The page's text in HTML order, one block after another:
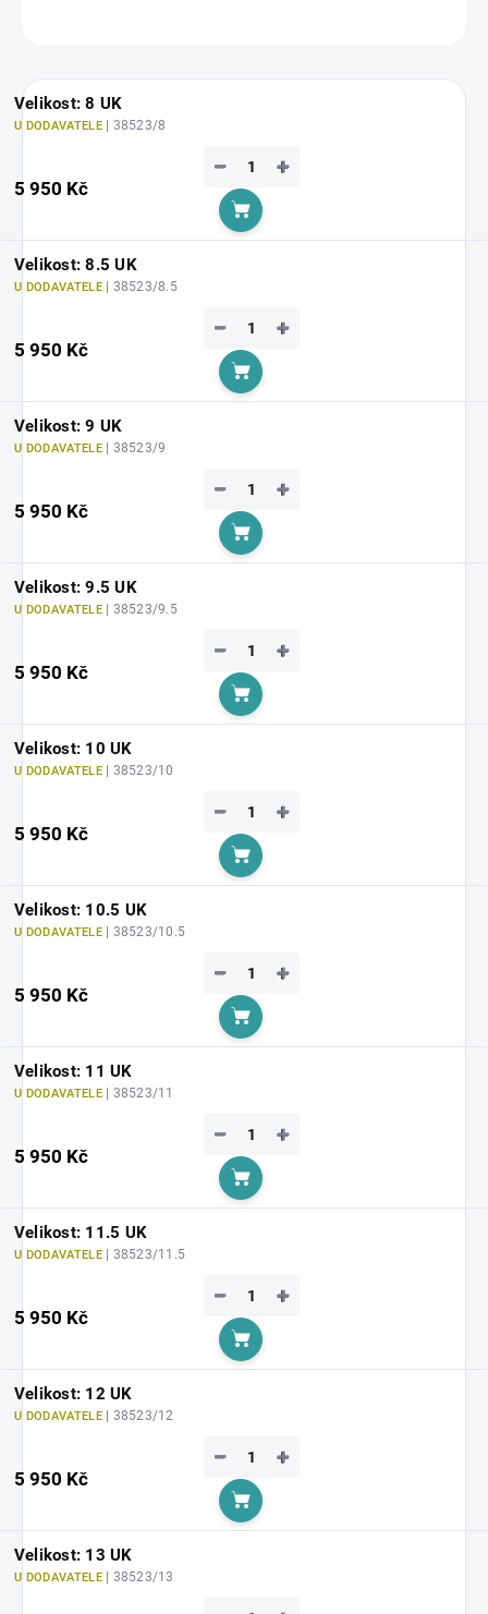
Velikost: 8 UK
U DODAVATELE | 38523/8
5 950 Kč
+
−
Do košíku
Velikost: 8.5 UK
U DODAVATELE | 38523/8.5
5 950 Kč
+
−
Do košíku
Velikost: 9 UK
U DODAVATELE | 38523/9
5 950 Kč
+
−
Do košíku
Velikost: 9.5 UK
U DODAVATELE | 38523/9.5
5 950 Kč
+
−
Do košíku
Velikost: 10 UK
U DODAVATELE | 38523/10
5 950 Kč
+
−
Do košíku
Velikost: 10.5 UK
U DODAVATELE | 38523/10.5
5 950 Kč
+
−
Do košíku
Velikost: 11 UK
U DODAVATELE | 38523/11
5 950 Kč
+
−
Do košíku
Velikost: 11.5 UK
U DODAVATELE | 38523/11.5
5 950 Kč
+
−
Do košíku
Velikost: 12 UK
U DODAVATELE | 38523/12
5 950 Kč
+
−
Do košíku
Velikost: 13 UK
U DODAVATELE | 38523/13